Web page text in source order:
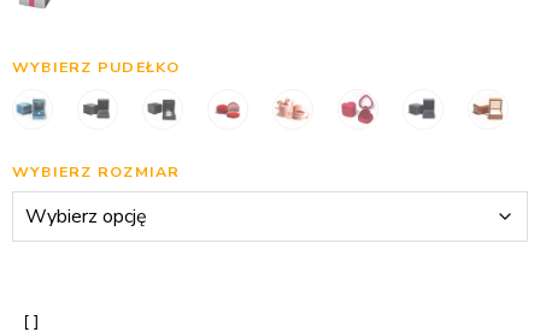
WYBIERZ PUDEŁKO
WYBIERZ ROZMIAR